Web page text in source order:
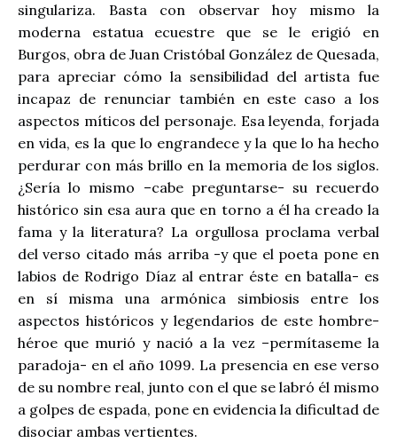
singulariza. Basta con observar hoy mismo la
moderna estatua ecuestre que se le erigió en
Burgos, obra de Juan Cristóbal González de Quesada,
para apreciar cómo la sensibilidad del artista fue
incapaz de renunciar también en este caso a los
aspectos míticos del personaje. Esa leyenda, forjada
en vida, es la que lo engrandece y la que lo ha hecho
perdurar con más brillo en la memoria de los siglos.
¿Sería lo mismo –cabe preguntarse- su recuerdo
histórico sin esa aura que en torno a él ha creado la
fama y la literatura? La orgullosa proclama verbal
del verso citado más arriba -y que el poeta pone en
labios de Rodrigo Díaz al entrar éste en batalla- es
en sí misma una armónica simbiosis entre los
aspectos históricos y legendarios de este hombre-
héroe que murió y nació a la vez –permítaseme la
paradoja- en el año 1099. La presencia en ese verso
de su nombre real, junto con el que se labró él mismo
a golpes de espada, pone en evidencia la dificultad de
disociar ambas vertientes.